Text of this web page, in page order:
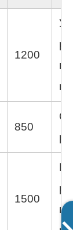
1200
850
1500